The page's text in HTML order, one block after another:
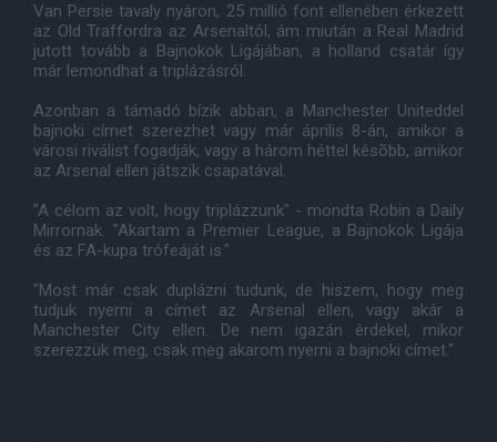
Van Persie tavaly nyáron, 25 millió font ellenében érkezett
az Old Traffordra az Arsenaltól, ám miután a Real Madrid
jutott tovább a Bajnokok Ligájában, a holland csatár így
már lemondhat a triplázásról.
Azonban a támadó bízik abban, a Manchester Uniteddel
bajnoki címet szerezhet vagy már április 8-án, amikor a
városi riválist fogadják, vagy a három héttel késõbb, amikor
az Arsenal ellen játszik csapatával.
"A célom az volt, hogy triplázzunk" - mondta Robin a Daily
Mirrornak. "Akartam a Premier League, a Bajnokok Ligája
és az FA-kupa trófeáját is."
"Most már csak duplázni tudunk, de hiszem, hogy meg
tudjuk nyerni a címet az Arsenal ellen, vagy akár a
Manchester City ellen. De nem igazán érdekel, mikor
szerezzük meg, csak meg akarom nyerni a bajnoki címet."